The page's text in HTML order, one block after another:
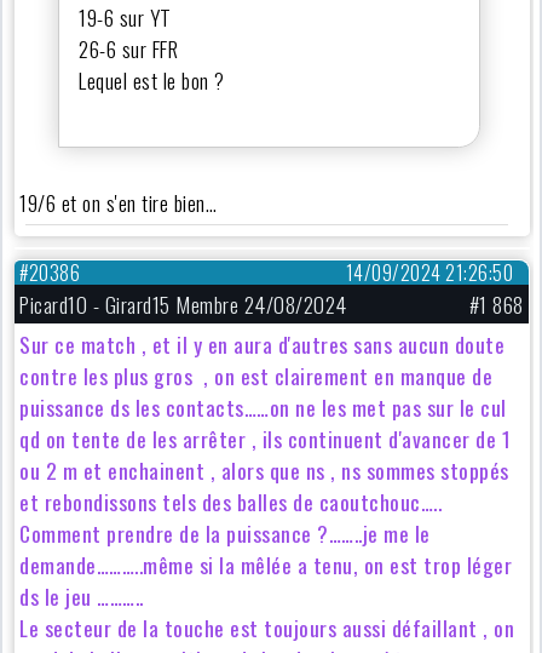
19-6 sur YT
26-6 sur FFR
Lequel est le bon ?
19/6 et on s'en tire bien…
14/09/2024 21:26:50
#20386
Picard10 - Girard15 Membre 24/08/2024
#1 868
Sur ce match , et il y en aura d'autres sans aucun doute
contre les plus gros , on est clairement en manque de
puissance ds les contacts……on ne les met pas sur le cul
qd on tente de les arrêter , ils continuent d'avancer de 1
ou 2 m et enchainent , alors que ns , ns sommes stoppés
et rebondissons tels des balles de caoutchouc…..
Comment prendre de la puissance ?……..je me le
demande………..même si la mêlée a tenu, on est trop léger
ds le jeu ………..
Le secteur de la touche est toujours aussi défaillant , on